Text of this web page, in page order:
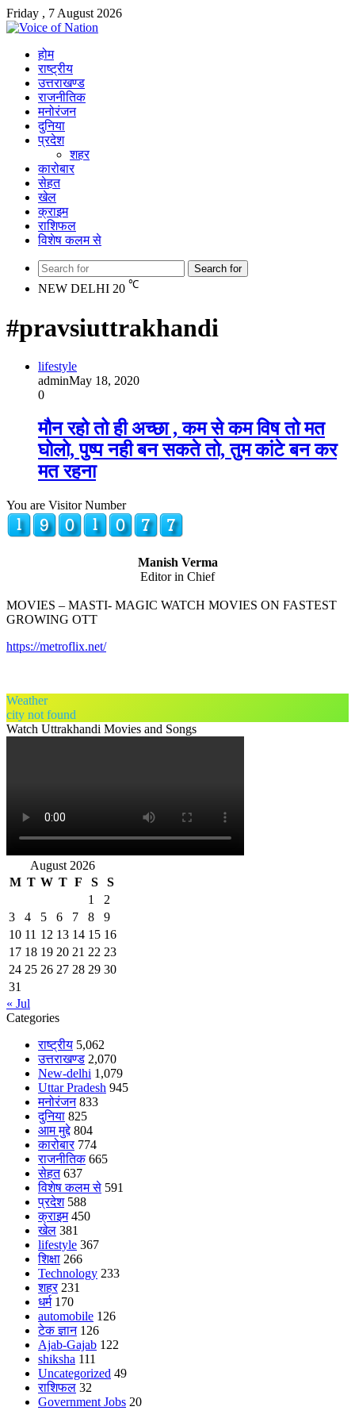
Friday , 7 August 2026
होम
राष्ट्रीय
उत्तराखण्ड
राजनीतिक
मनोरंजन
दुनिया
प्रदेश
शहर
कारोबार
सेहत
खेल
क्राइम
राशिफल
विशेष कलम से
Search for
NEW DELHI 20 ℃
#pravsiuttrakhandi
lifestyle
adminMay 18, 2020
0
मौन रहो तो ही अच्छा , कम से कम विष तो मत
घोलो, पुष्प नही बन सकते तो, तुम कांटे बन कर
मत रहना
You are Visitor Number
Manish Verma
Editor in Chief
MOVIES – MASTI- MAGIC WATCH MOVIES ON FASTEST
GROWING OTT
https://metroflix.net/
Weather
city not found
Watch Uttrakhandi Movies and Songs
August 2026
M T W T F S
S
1
2
3
4 5 6 7 8
9
10 11 12 13 14 15 16
17 18 19 20 21 22 23
24 25 26 27 28 29 30
31
« Jul
Categories
राष्ट्रीय 5,062
उत्तराखण्ड 2,070
New-delhi 1,079
Uttar Pradesh 945
मनोरंजन 833
दुनिया 825
आम मुद्दे 804
कारोबार 774
राजनीतिक 665
सेहत 637
विशेष कलम से 591
प्रदेश 588
क्राइम 450
खेल 381
lifestyle 367
शिक्षा 266
Technology 233
शहर 231
धर्म 170
automobile 126
टेक ज्ञान 126
Ajab-Gajab 122
shiksha 111
Uncategorized 49
राशिफल 32
Government Jobs 20